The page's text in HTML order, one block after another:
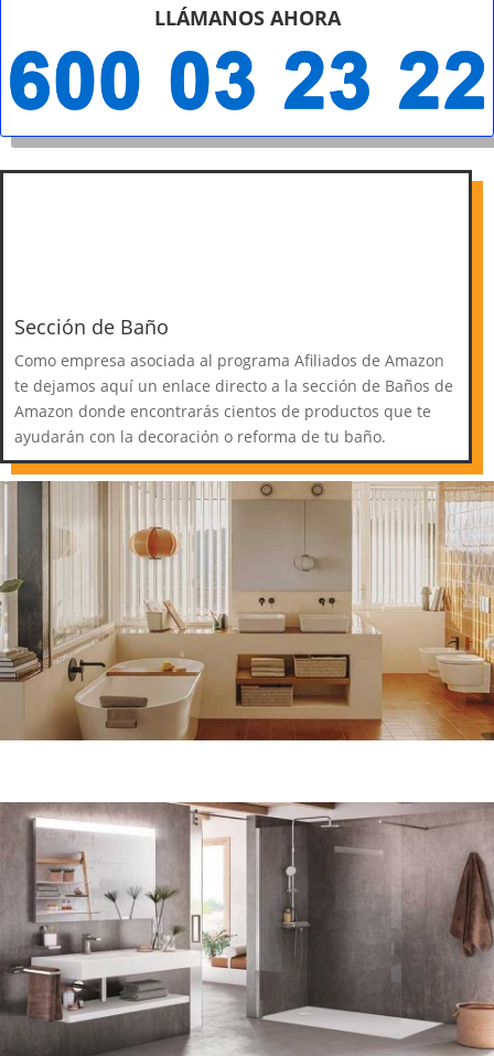
LLÁMANOS AHORA
Sección de Baño
Como empresa asociada al programa Afiliados de Amazon
te dejamos aquí un enlace directo a la sección de Baños de
Amazon donde encontrarás cientos de productos que te
ayudarán con la decoración o reforma de tu baño.